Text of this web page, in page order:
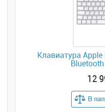
Клавиатура
12